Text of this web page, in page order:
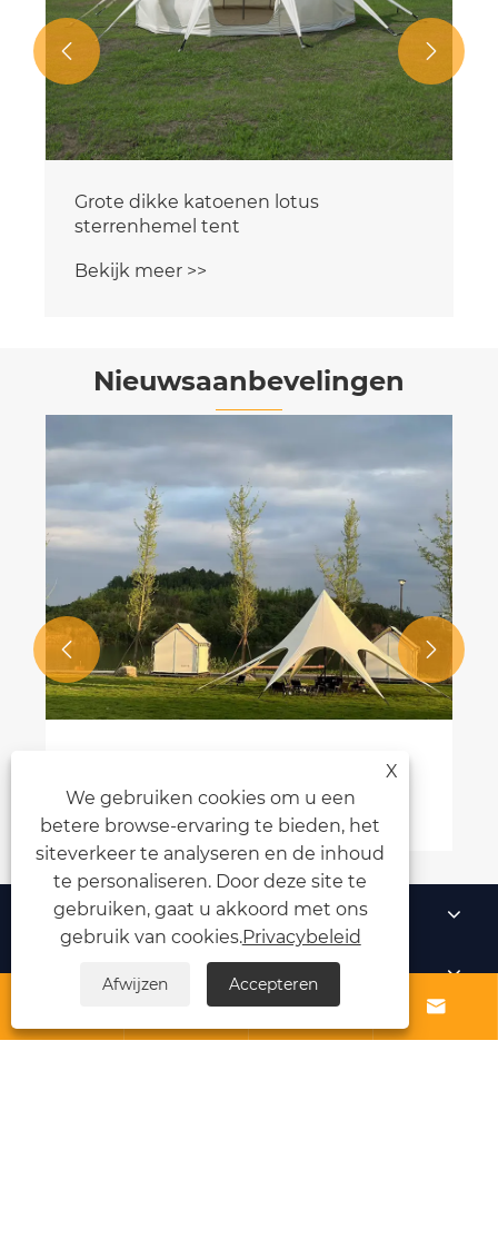
Grote capaciteit buiten kampeertent
 
Nieuwsaanbevelingen
Bekijk meer >>
 
Over ons
Producten
Nieuws
 
X
We gebruiken cookies om u een
betere browse-ervaring te bieden, het
siteverkeer te analyseren en de inhoud
te personaliseren. Door deze site te
gebruiken, gaat u akkoord met ons
gebruik van cookies.Privacybeleid
Afwijzen Accepteren